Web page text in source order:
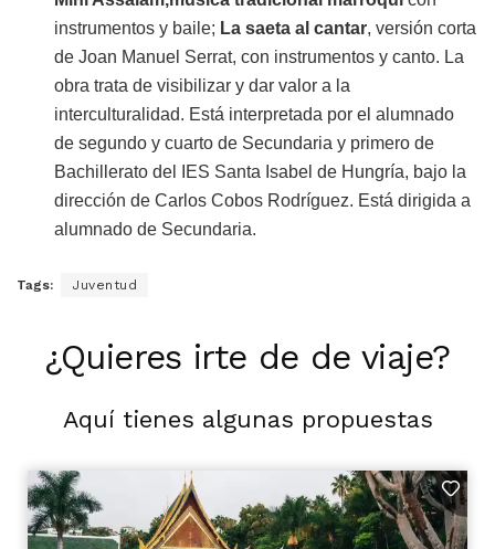
instrumentos y baile; La saeta al cantar, versión corta
de Joan Manuel Serrat, con instrumentos y canto. La
obra trata de visibilizar y dar valor a la
interculturalidad. Está interpretada por el alumnado
de segundo y cuarto de Secundaria y primero de
Bachillerato del IES Santa Isabel de Hungría, bajo la
dirección de Carlos Cobos Rodríguez. Está dirigida a
alumnado de Secundaria.
Tags: Juventud
¿Quieres irte de de viaje?
Aquí tienes algunas propuestas